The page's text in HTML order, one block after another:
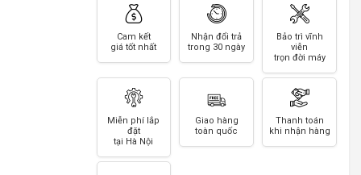
Cam kết
giá tốt nhất
Nhận đổi trả
trong 30 ngày
Bảo trì vĩnh
viễn
trọn đời máy
Miễn phí lắp
đặt
tại Hà Nội
Giao hàng
toàn quốc
Thanh toán
khi nhận hàng